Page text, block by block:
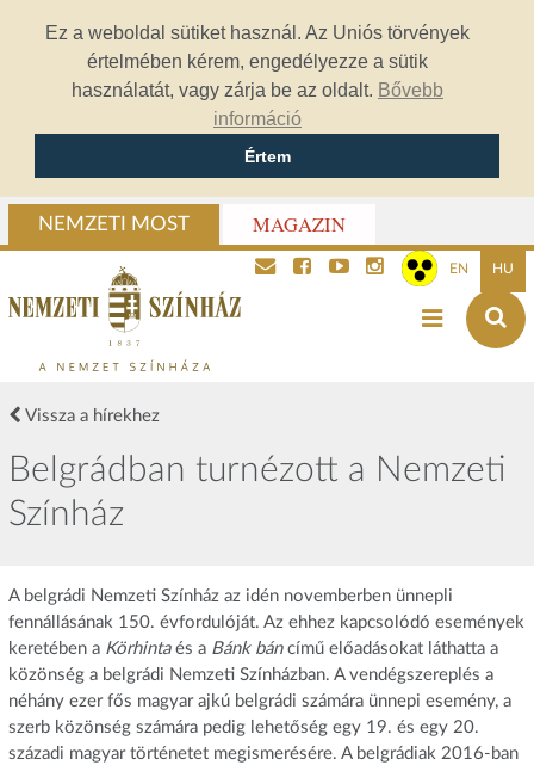
Ez a weboldal sütiket használ. Az Uniós törvények
értelmében kérem, engedélyezze a sütik
használatát, vagy zárja be az oldalt. Bővebb
információ
Értem
NEMZETI MOST MAGAZIN
EN HU
Vissza a hírekhez
Belgrádban turnézott a Nemzeti
Színház
A belgrádi Nemzeti Színház az idén novemberben ünnepli
fennállásának 150. évfordulóját. Az ehhez kapcsolódó események
keretében a Körhintaés a Bánk báncímű előadásokat láthatta a
közönség a belgrádi Nemzeti Színházban. A vendégszereplés a
néhány ezer fős magyar ajkú belgrádi számára ünnepi esemény, a
szerb közönség számára pedig lehetőség egy 19. és egy 20.
századi magyar történetet megismerésére. A belgrádiak 2016-ban